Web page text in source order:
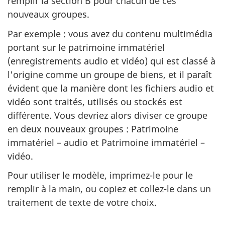
nouveaux groupes.
Par exemple : vous avez du contenu multimédia
portant sur le patrimoine immatériel
(enregistrements audio et vidéo) qui est classé à
l'origine comme un groupe de biens, et il paraît
évident que la manière dont les fichiers audio et
vidéo sont traités, utilisés ou stockés est
différente. Vous devriez alors diviser ce groupe
en deux nouveaux groupes : Patrimoine
immatériel – audio et Patrimoine immatériel –
vidéo.
Pour utiliser le modèle, imprimez-le pour le
remplir à la main, ou copiez et collez-le dans un
traitement de texte de votre choix.